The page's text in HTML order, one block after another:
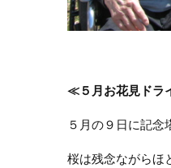
≪５月お花見ドラ
５月の９日に記
桜は残念ながらほ